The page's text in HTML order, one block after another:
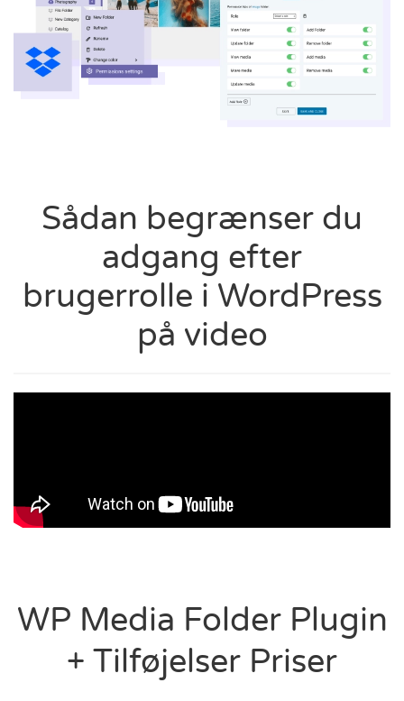
Sådan begrænser du
adgang efter
brugerrolle i WordPress
på video
WP Media Folder Plugin
+ Tilføjelser Priser